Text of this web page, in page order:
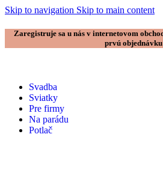
Skip to navigation Skip to main content
Zaregistruje sa u nás v internetovom
prvú
Svadba
Sviatky
Pre firmy
Na parádu
Potlač